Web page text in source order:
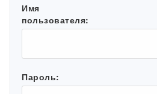
Имя
пользователя:
Пароль: